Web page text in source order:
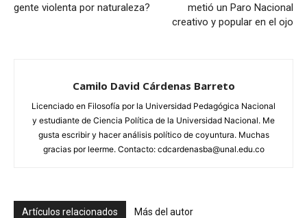
gente violenta por naturaleza?
metió un Paro Nacional
creativo y popular en el ojo
Camilo David Cárdenas Barreto
Licenciado en Filosofía por la Universidad Pedagógica Nacional
y estudiante de Ciencia Política de la Universidad Nacional. Me
gusta escribir y hacer análisis político de coyuntura. Muchas
gracias por leerme. Contacto: cdcardenasba@unal.edu.co
Artículos relacionados Más del autor